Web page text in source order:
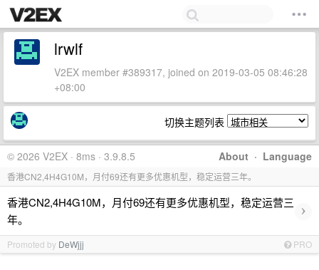
lrwlf
V2EX member #389317, joined on 2019-03-05 08:46:28
+08:00
切换主题列表
About · Language
© 2026 V2EX · 8ms · 3.9.8.5
香港CN2,4H4G10M，月付69还有更多优惠机型，稳定运营三年。
香港CN2,4H4G10M，月付69还有更多优惠机型，稳定运营三
年。
›
Promoted by DeWjjj PRO